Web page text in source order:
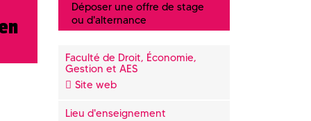
Déposer une offre de stage
ou d'alternance
Faculté de Droit, Économie,
Gestion et AES
Site web
Lieu d'enseignement